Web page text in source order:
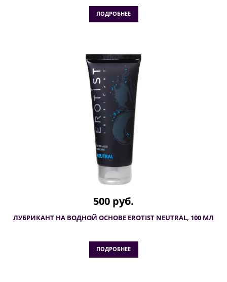
ПОДРОБНЕЕ
500 руб.
ЛУБРИКАНТ НА ВОДНОЙ ОСНОВЕ EROTIST NEUTRAL, 100 МЛ
ПОДРОБНЕЕ